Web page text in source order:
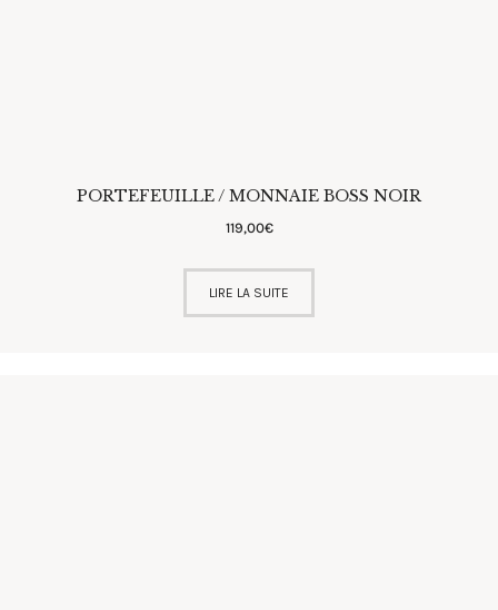
PORTEFEUILLE / MONNAIE BOSS NOIR
119,00€
LIRE LA SUITE